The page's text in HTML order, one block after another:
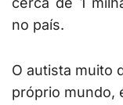
no país.
O autista muito
próprio mundo,